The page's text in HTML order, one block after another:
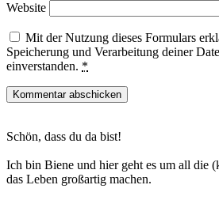
Website
Mit der Nutzung dieses Formulars
Speicherung und Verarbeitung deiner
einverstanden. *
Sidebar
Schön, dass du da bist!
Ich bin Biene und hier geht es um all die
das Leben großartig machen.